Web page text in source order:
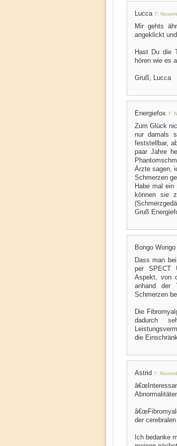
Lucca 7.
Mir gehts
angeklickt
Hast Du die
hören wie es
Gruß, Lucca
Energiefox 7.
Zum Glück
nur damals
feststellbar,
paar Jahre
Ärzte sagen,
Schmerzen
Habe mal
können sie
Gruß
Bongo Wongo
Dass man
per SPECT
Aspekt, von
anhand der
Schmerzen
Die
dadurch
die
Astrid 7.
der
Ich bedanke